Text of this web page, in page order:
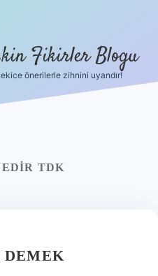
Fikirler Blogu
önerilerle zihnini uyandır!
TDK
DEMEK